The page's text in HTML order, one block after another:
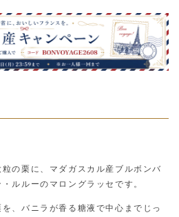
の栗に、マダガスカル産ブルボンバ
ルルーのマロングラッセです。
、バニラが香る糖液で中心までじっ